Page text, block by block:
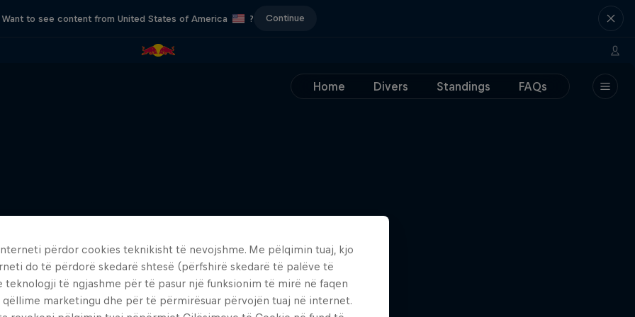
Want to see content from United States of America ? Continue
Home Divers Standings FAQs
përdor cookies teknikisht të nevojshme. Me pëlqimin tuaj, kjo
do të përdorë skedarë shtesë (përfshirë skedarë të palëve të
teknologji të ngjashme për të pasur një funksionim të mirë në faqen
marketingu dhe për të përmirësuar përvojën tuaj në internet.